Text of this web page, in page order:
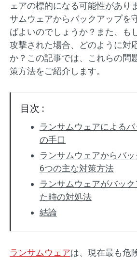
ェアの標的になる可能性があり
サムウェアからバックアップを
ばよいのでしょうか？また、も
攻撃された場合、どのように対
か？この記事では、これらの問
策方法をご紹介します。
目次 :
ランサムウェアによる
の手口
ランサムウェアからバ
6つの主な対策方法
ランサムウェアがバッ
た時の対処法
結論
ランサムウェアは、現在最も危